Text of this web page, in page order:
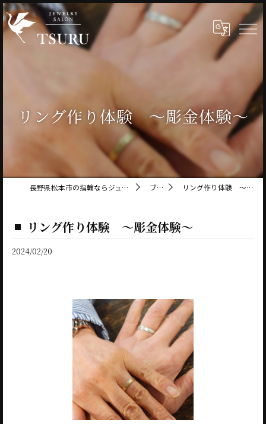
リング作り体験 ～彫金体験～
長野県松本市の指輪ならジュエリーサロン鶴 ブログ リング作り体験 ～彫金体験～
リング作り体験 ～彫金体験～
2024/02/20